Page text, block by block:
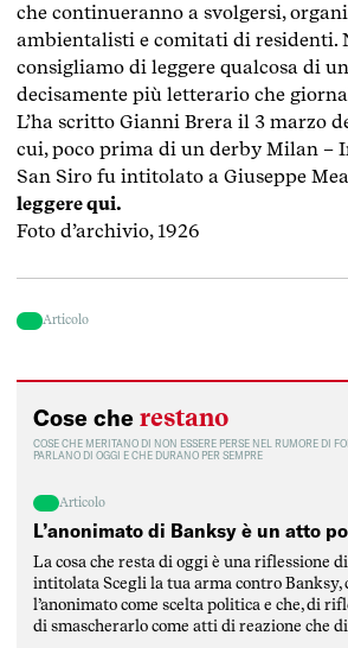
che continueranno a svolgersi,
ambientalisti e comitati di residenti.
consigliamo di leggere qualcosa di
decisamente più letterario che
L’ha scritto Gianni Brera il 3 marzo
cui, poco prima di un derby Milan –
San Siro fu intitolato a Giuseppe
leggere qui.
Foto d’archivio, 1926
Articolo
Cose che restano
COSE CHE MERITANO DI NON ESSERE PERSE NEL RUMORE DI
PARLANO DI OGGI E CHE DURANO PER SEMPRE
Articolo
L’anonimato di Banksy è un atto
La cosa che resta di oggi è una riflessione
intitolata Scegli la tua arma contro Banksy,
l’anonimato come scelta politica e che, di
di smascherarlo come atti di reazione che